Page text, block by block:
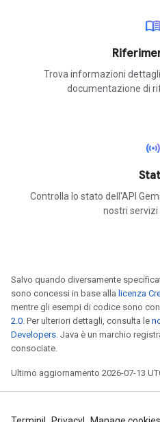
menu_book
Trova informazioni
documentazione di
sensors
Controlla lo stato dell'API
nostri servizi
Salvo quando diversamente
sono concessi in base alla licenza
mentre gli esempi di codice sono
2.0 . Per ulteriori dettagli, consulta le
Developers . Java è un marchio
consociate.
Ultimo aggiornamento 2026-07-13